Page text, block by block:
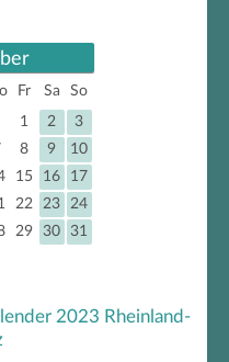
Fr Sa
So
1 2
3
8 9
10
15 16
17
22 23
24
29 30 31
2023 Rheinland-